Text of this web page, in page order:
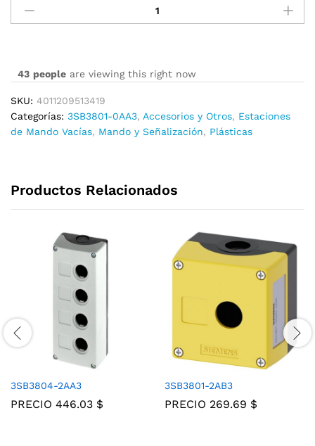
0AA3
cantidad
43 people are viewing this right now
SKU: 4011209513419
Categorías: 3SB3801-0AA3, Accesorios y Otros, Estaciones
de Mando Vacías, Mando y Señalización, Plásticas
Productos Relacionados
3SB3804-2AA3
PRECIO 446.03 $
3SB3801-2AB3
PRECIO 269.69 $